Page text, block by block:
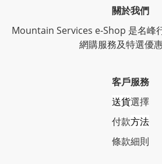
關於我們
Mountain Services e-Shop 是名峰
網購服務及特選優
客戶服務
送貨選擇
付款方法
條款細則